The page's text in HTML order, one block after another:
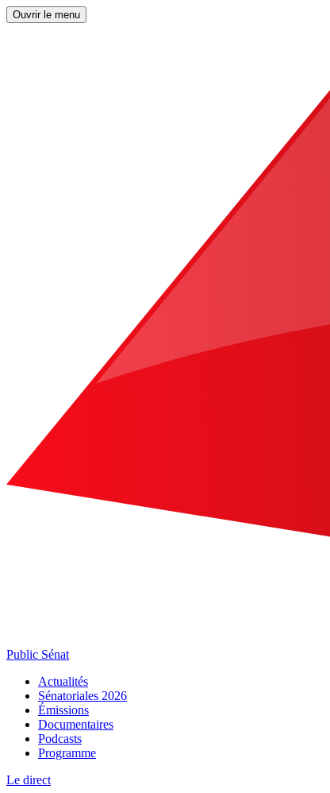
Ouvrir le menu
Public Sénat
Actualités
Sénatoriales 2026
Émissions
Documentaires
Podcasts
Programme
Le direct